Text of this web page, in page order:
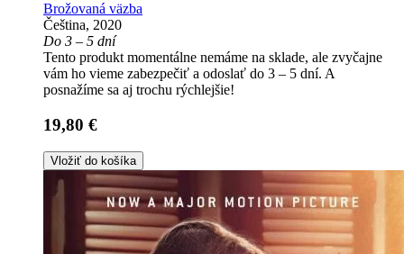
Brožovaná väzba
Čeština, 2020
Do 3 – 5 dní
Tento produkt momentálne nemáme na sklade, ale zvyčajne
vám ho vieme zabezpečiť a odoslať do 3 – 5 dní. A
posnažíme sa aj trochu rýchlejšie!
19,80 €
Vložiť do košíka